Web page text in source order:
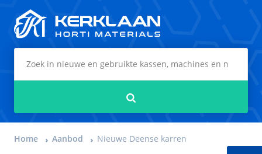
Home Aanbod Nieuwe Deense karren